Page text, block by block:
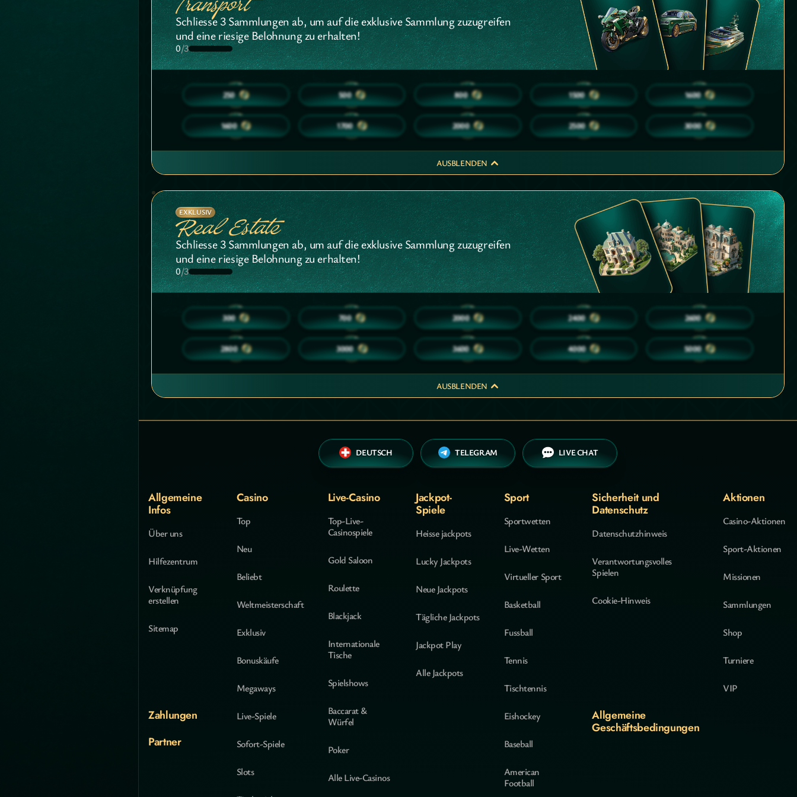
Schliesse 3 Sammlungen ab, um auf die exklusive Sammlung zuzugreifen
und eine riesige Belohnung zu erhalten!
0/3
10
250
15
500
20
800
25
1500
25
1600
25
1600
30
1700
30
2000
35
2500
40
3000
AUSBLENDEN
EXKLUSIV
Real Estate
Schliesse 3 Sammlungen ab, um auf die exklusive Sammlung zuzugreifen
und eine riesige Belohnung zu erhalten!
0/3
10
300
20
700
30
2000
35
2400
35
2600
40
2800
40
3000
45
3600
50
4000
50
5000
AUSBLENDEN
DEUTSCH TELEGRAM LIVE CHAT
Allgemeine
Infos
Über uns
Hilfezentrum
Verknüpfung
erstellen
Sitemap
Casino
Top
Neu
Beliebt
Weltmeisterschaft
Exklusiv
Bonuskäufe
Megaways
Live-Spiele
Sofort-Spiele
Slots
Live-Casino
Top-Live-
Casinospiele
Gold Saloon
Roulette
Blackjack
Internationale
Tische
Spielshows
Baccarat &
Würfel
Poker
Alle Live-Casinos
Jackpot-
Spiele
Heisse jackpots
Lucky Jackpots
Neue Jackpots
Tägliche Jackpots
Jackpot Play
Alle Jackpots
Sport
Sportwetten
Live-Wetten
Virtueller Sport
Basketball
Fussball
Tennis
Tischtennis
Eishockey
Baseball
American
Football
Sicherheit und
Datenschutz
Datenschutzhinweis
Verantwortungsvolles
Spielen
Cookie-Hinweis
Allgemeine
Geschäftsbedingungen
Aktionen
Casino-Aktionen
Sport-Aktionen
Missionen
Sammlungen
Shop
Turniere
VIP
Zahlungen
Partner